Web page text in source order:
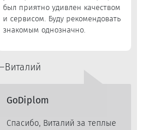
был приятно удивлен качеством
и сервисом. Буду рекомендовать
знакомым однозначно.
Виталий
GoDiplom
Спасибо, Виталий за теплые